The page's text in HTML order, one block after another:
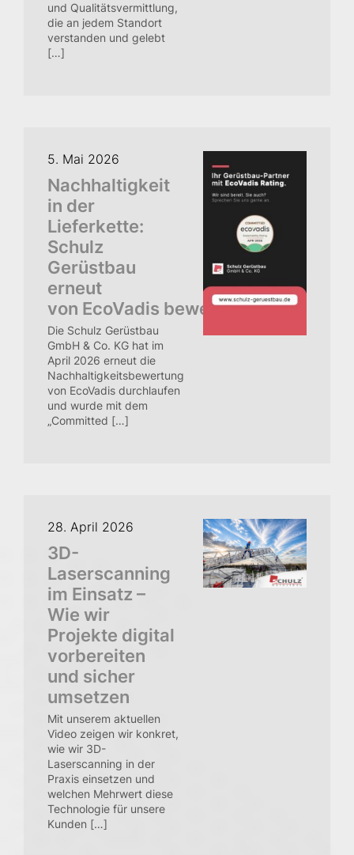
und Qualitätsvermittlung,
die an jedem Standort
verstanden und gelebt
[…]
5. Mai 2026
Nachhaltigkeit
in der
Lieferkette:
Schulz
Gerüstbau
erneut
von EcoVadis bewertet
Die Schulz Gerüstbau
GmbH & Co. KG hat im
April 2026 erneut die
Nachhaltigkeitsbewertung
von EcoVadis durchlaufen
und wurde mit dem
„Committed […]
28. April 2026
3D-
Laserscanning
im Einsatz –
Wie wir
Projekte digital
vorbereiten
und sicher
umsetzen
Mit unserem aktuellen
Video zeigen wir konkret,
wie wir 3D-
Laserscanning in der
Praxis einsetzen und
welchen Mehrwert diese
Technologie für unsere
Kunden […]